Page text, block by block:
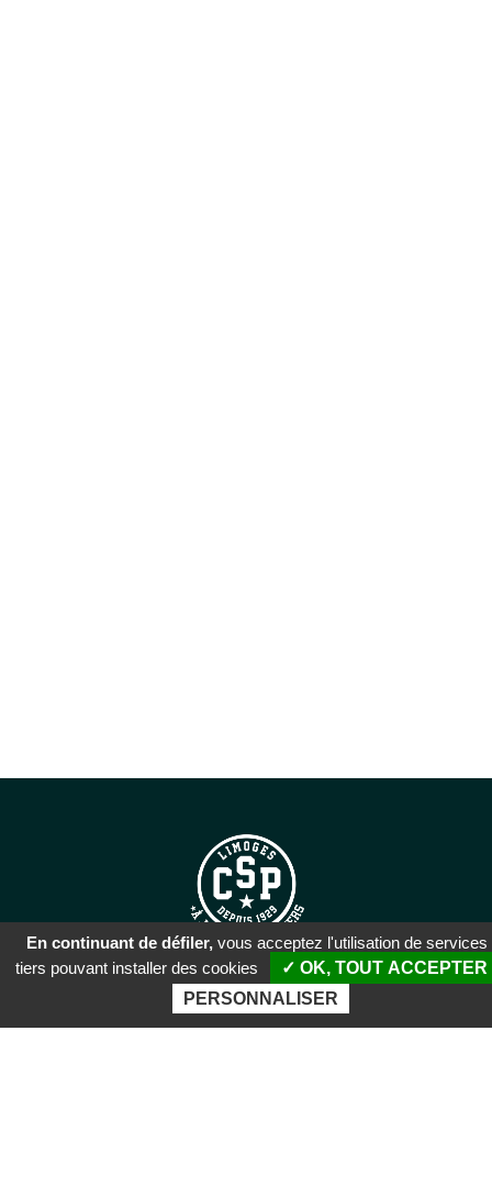
SIÈGE SOCIAL
51 rue Descartes
En continuant de défiler, vous acceptez l'utilisation de services
tiers pouvant installer des cookies
✓ OK, TOUT ACCEPTER
PERSONNALISER